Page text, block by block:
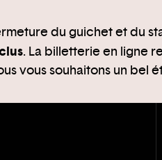
du guichet et du
. La billetterie en ligne
vous souhaitons un bel